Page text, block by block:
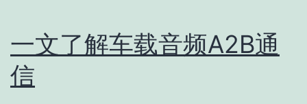
一文了解车载音频A2B通
信